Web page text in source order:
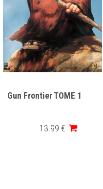
Gun Frontier TOME 1
13 .99 €